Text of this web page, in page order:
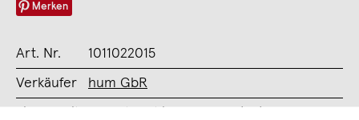
Merken
Art. Nr. 1011022015
Verkäufer hum GbR